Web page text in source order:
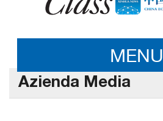
MENU
Azienda Media